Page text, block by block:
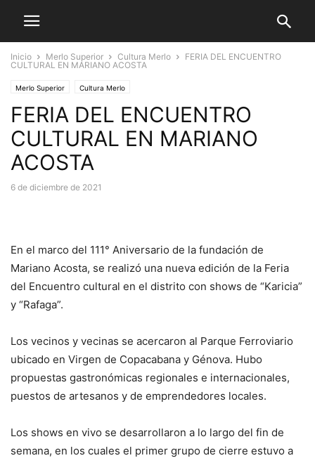
Inicio Merlo Superior Cultura Merlo
FERIA DEL ENCUENTRO
CULTURAL EN MARIANO ACOSTA
Merlo Superior Cultura Merlo
FERIA DEL ENCUENTRO
CULTURAL EN MARIANO
ACOSTA
6 de diciembre de 2021
En el marco del 111° Aniversario de la fundación de
Mariano Acosta, se realizó una nueva edición de la Feria
del Encuentro cultural en el distrito con shows de “Karicia”
y “Rafaga”.
Los vecinos y vecinas se acercaron al Parque Ferroviario
ubicado en Virgen de Copacabana y Génova. Hubo
propuestas gastronómicas regionales e internacionales,
puestos de artesanos y de emprendedores locales.
Los shows en vivo se desarrollaron a lo largo del fin de
semana, en los cuales el primer grupo de cierre estuvo a